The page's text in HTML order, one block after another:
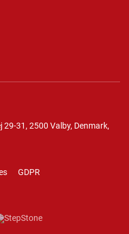
31, 2500 Valby, Denmark,
GDPR